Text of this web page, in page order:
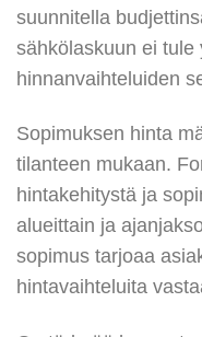
suunnitella
sähkölaskuun ei tule
hinnanvaihteluiden
Sopimuksen hinta
tilanteen mukaan.
hintakehitystä ja
alueittain ja
sopimus tarjoaa
hintavaihteluita